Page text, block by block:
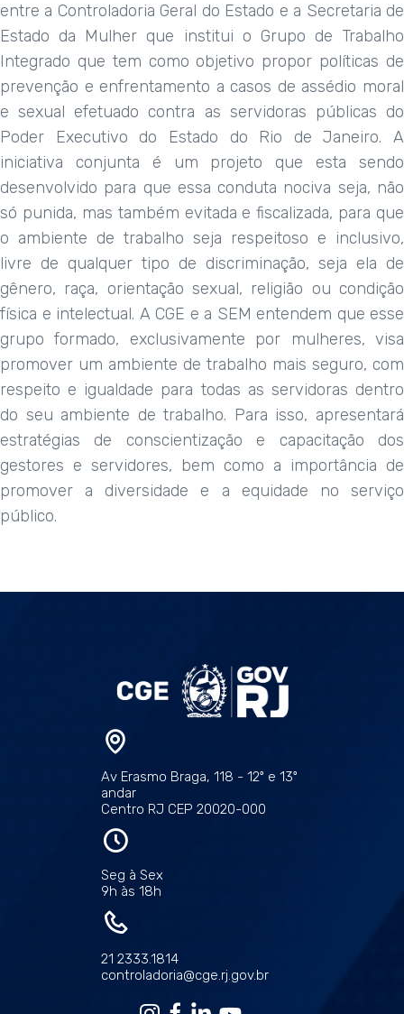
entre a Controladoria Geral do Estado e a Secretaria de
Estado da Mulher que institui o Grupo de Trabalho
Integrado que tem como objetivo propor políticas de
prevenção e enfrentamento a casos de assédio moral
e sexual efetuado contra as servidoras públicas do
Poder Executivo do Estado do Rio de Janeiro. A
iniciativa conjunta é um projeto que esta sendo
desenvolvido para que essa conduta nociva seja, não
só punida, mas também evitada e fiscalizada, para que
o ambiente de trabalho seja respeitoso e inclusivo,
livre de qualquer tipo de discriminação, seja ela de
gênero, raça, orientação sexual, religião ou condição
física e intelectual. A CGE e a SEM entendem que esse
grupo formado, exclusivamente por mulheres, visa
promover um ambiente de trabalho mais seguro, com
respeito e igualdade para todas as servidoras dentro
do seu ambiente de trabalho. Para isso, apresentará
estratégias de conscientização e capacitação dos
gestores e servidores, bem como a importância de
promover a diversidade e a equidade no serviço
público.
Av Erasmo Braga, 118 - 12º e 13º
andar
Centro RJ CEP 20020-000
Seg à Sex
9h às 18h
21 2333.1814
controladoria@cge.rj.gov.br